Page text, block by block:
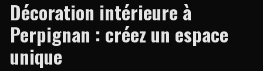
Décoration intérieure à
Perpignan : créez un espace
unique